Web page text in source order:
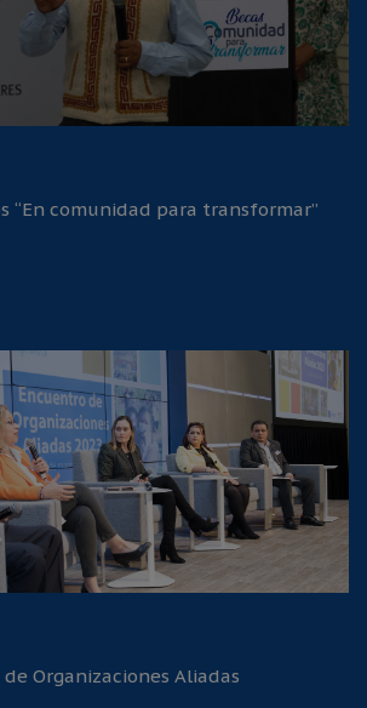
“En comunidad para transformar”
Organizaciones Aliadas